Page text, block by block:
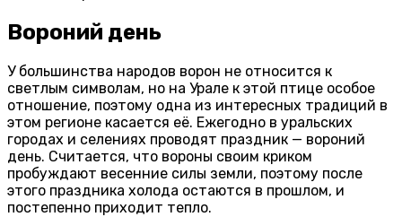
Вороний день
У большинства народов ворон не относится к
светлым символам, но на Урале к этой птице особое
отношение, поэтому одна из интересных традиций в
этом регионе касается её. Ежегодно в уральских
городах и селениях проводят праздник — вороний
день. Считается, что вороны своим криком
пробуждают весенние силы земли, поэтому после
этого праздника холода остаются в прошлом, и
постепенно приходит тепло.